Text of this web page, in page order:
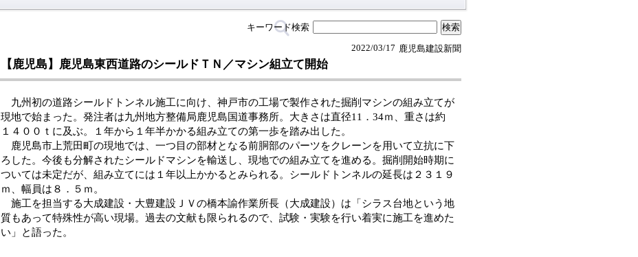
キーワード検索
鹿児島建設新聞
2022/03/17
【鹿児島】鹿児島東西道路のシールドＴＮ／マシン組立て開始
九州初の道路シールドトンネル施工に向け、神戸市の工場で製作された掘削マシンの組み立てが
現地で始まった。発注者は九州地方整備局鹿児島国道事務所。大きさは直径11．34ｍ、重さは約
１４００ｔに及ぶ。１年から１年半かかる組み立ての第一歩を踏み出した。
鹿児島市上荒田町の現地では、一つ目の部材となる前胴部のパーツをクレーンを用いて立抗に下
ろした。今後も分解されたシールドマシンを輸送し、現地での組み立てを進める。掘削開始時期に
ついては未定だが、組み立てには１年以上かかるとみられる。シールドトンネルの延長は２３１９
ｍ、幅員は８．５ｍ。
施工を担当する大成建設・大豊建設ＪＶの橋本諭作業所長（大成建設）は「シラス台地という地
質もあって特殊性が高い現場。過去の文献も限られるので、試験・実験を行い着実に施工を進めた
い」と語った。